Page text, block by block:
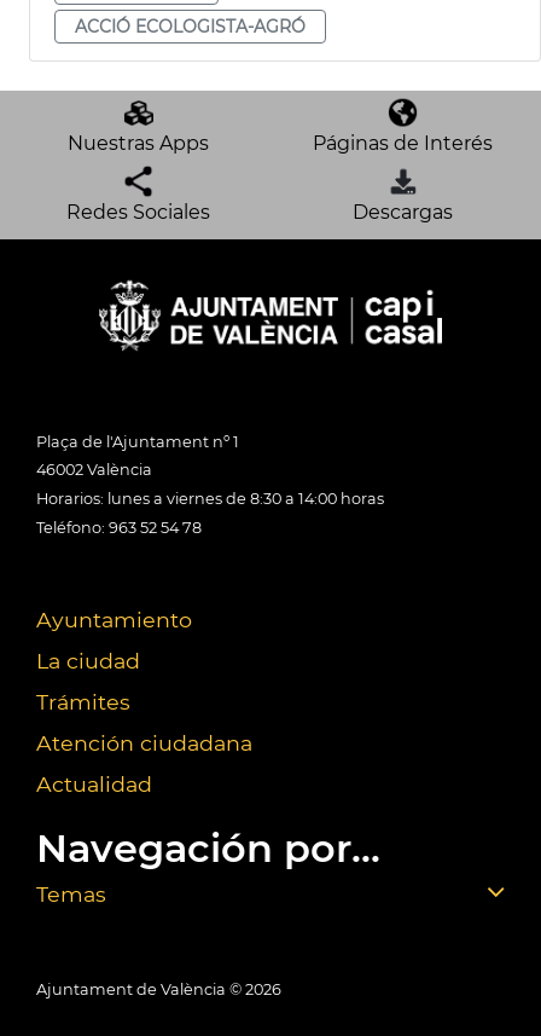
ACCIÓ ECOLOGISTA-AGRÓ
Nuestras Apps Páginas de Interés
Redes Sociales Descargas
Plaça de l'Ajuntament nº 1
46002 València
Horarios: lunes a viernes de 8:30 a 14:00 horas
Teléfono: 963 52 54 78
Ayuntamiento
La ciudad
Trámites
Atención ciudadana
Actualidad
Navegación por...
Temas
Ajuntament de València © 2026